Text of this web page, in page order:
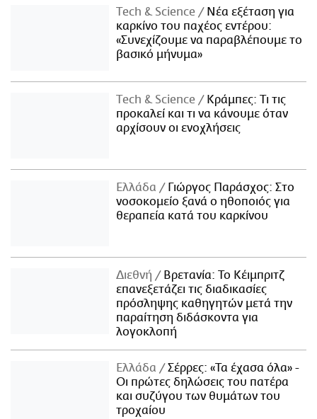
Τech & Science
Νέα εξέταση για
καρκίνο του παχέος εντέρου:
«Συνεχίζουμε να παραβλέπουμε το
βασικό μήνυμα»
Τech & Science
Κράμπες: Τι τις
προκαλεί και τι να κάνουμε όταν
αρχίσουν οι ενοχλήσεις
Ελλάδα
Γιώργος Παράσχος: Στο
νοσοκομείο ξανά ο ηθοποιός για
θεραπεία κατά του καρκίνου
Διεθνή
Βρετανία: Το Κέιμπριτζ
επανεξετάζει τις διαδικασίες
πρόσληψης καθηγητών μετά την
παραίτηση διδάσκοντα για
λογοκλοπή
Ελλάδα
Σέρρες: «Τα έχασα όλα» -
Οι πρώτες δηλώσεις του πατέρα
και συζύγου των θυμάτων του
τροχαίου